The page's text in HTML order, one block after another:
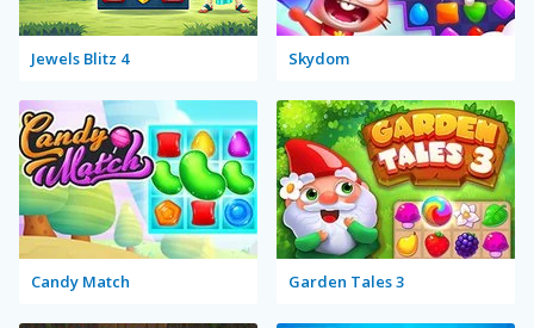
Jewels Blitz 4 Skydom
Candy Match Garden Tales 3